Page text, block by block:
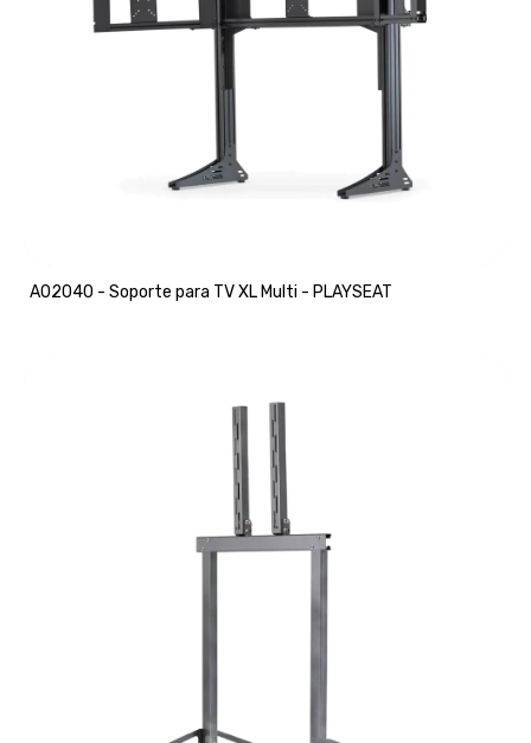
A02040 - Soporte para TV XL Multi - PLAYSEAT